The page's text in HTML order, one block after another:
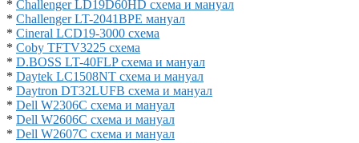
* Challenger LD19D60HD схема и мануал
* Challenger LT-2041BPE мануал
* Cineral LCD19-3000 схема
* Coby TFTV3225 схема
* D.BOSS LT-40FLP схема и мануал
* Daytek LC1508NT схема и мануал
* Daytron DT32LUFB схема и мануал
* Dell W2306C схема и мануал
* Dell W2606C схема и мануал
* Dell W2607C схема и мануал